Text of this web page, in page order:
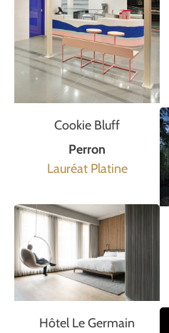
Cookie Bluff
Perron
Lauréat Platine
Hôtel Le Germain